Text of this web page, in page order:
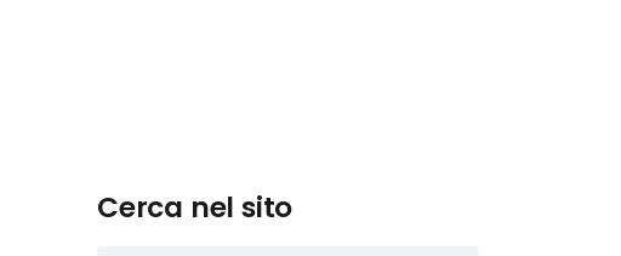
Cerca nel sito